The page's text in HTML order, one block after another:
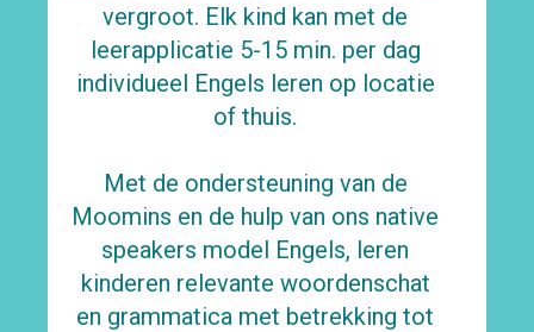
vergroot. Elk kind kan met de
leerapplicatie 5-15 min. per dag
individueel Engels leren op locatie
of thuis.
Met de ondersteuning van de
Moomins en de hulp van ons native
speakers model Engels, leren
kinderen relevante woordenschat
en grammatica met betrekking tot